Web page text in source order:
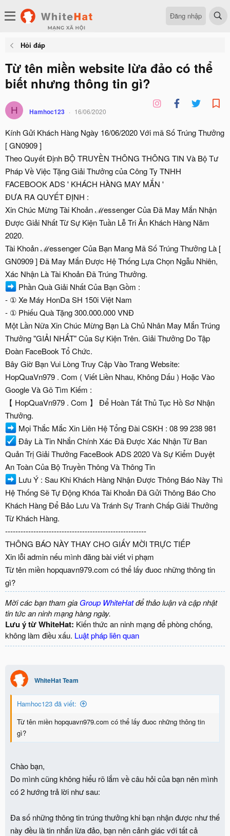
Đăng nhập
Hỏi đáp
Từ tên miền website lừa đảo có thể
biết nhưng thông tin gì?
H Hamhoc123 16/06/2020
Kính Gửi Khách Hàng Ngày 16/06/2020 Với mã Số Trúng Thưởng
[ GN0909 ]
Theo Quyết Định BỘ TRUYỀN THÔNG THÔNG TIN Và Bộ Tư
Pháp Về Việc Tặng Giải Thưởng của Công Ty TNHH
FACEBOOK ADS ' KHÁCH HÀNG MAY MẮN '
ĐƯA RA QUYẾT ĐỊNH :
Xin Chúc Mừng Tài Khoản ℳessenger Của Đã May Mắn Nhận
Được Giải Nhất Từ Sự Kiện Tuần Lễ Tri Ân Khách Hàng Năm
2020.
Tài Khoản ℳessenger Của Bạn Mang Mã Số Trúng Thưởng Là [
GN0909 ] Đã May Mắn Được Hệ Thống Lựa Chọn Ngẫu Nhiên,
Xác Nhận Là Tài Khoản Đã Trúng Thưởng.
Phần Quà Giải Nhất Của Bạn Gồm :
- ① Xe Máy HonDa SH 150i Việt Nam
- ① Phiếu Quà Tặng 300.000.000 VNĐ
Một Lần Nữa Xin Chúc Mừng Bạn Là Chủ Nhân May Mắn Trúng
Thưởng "GIẢI NHẤT" Của Sự Kiện Trên. Giải Thưởng Do Tập
Đoàn FaceBook Tổ Chức.
Bây Giờ Bạn Vui Lòng Truy Cập Vào Trang Website:
HopQuaVn979 . Com ( Viết Liền Nhau, Không Dấu ) Hoặc Vào
Google Và Gõ Tìm Kiếm :
【 HopQuaVn979 . Com 】 Để Hoàn Tất Thủ Tục Hồ Sơ Nhận
Thưởng.
Mọi Thắc Mắc Xin Liên Hệ Tổng Đài CSKH : 08 99 238 981
Đây Là Tin Nhắn Chính Xác Đã Được Xác Nhận Từ Ban
Quản Trị Giải Thưởng FaceBook ADS 2020 Và Sự Kiểm Duyệt
An Toàn Của Bộ Truyền Thông Và Thông Tin
Lưu Ý : Sau Khi Khách Hàng Nhận Được Thông Báo Này Thì
Hệ Thống Sẽ Tự Động Khóa Tài Khoản Đã Gửi Thông Báo Cho
Khách Hàng Để Bảo Lưu Và Tránh Sự Tranh Chấp Giải Thưởng
Từ Khách Hàng.
-------------------------------------------------------
THÔNG BÁO NÀY THAY CHO GIẤY MỜI TRỰC TIẾP
Xin lỗi admin nếu mình đăng bài viết vi phạm
Từ tên miền hopquavn979.com có thể lấy đuoc những thông tin
gì?
Mời các bạn tham gia Group WhiteHatđể thảo luận và cập nhật
tin tức an ninh mạng hàng ngày.
Lưu ý từ WhiteHat: Kiến thức an ninh mạng để phòng chống,
không làm điều xấu. Luật pháp liên quan
WhiteHat Team
Hamhoc123 đã viết:
Từ tên miền hopquavn979.com có thể lấy đuoc những thông tin
gì?
Chào bạn,
Do mình cũng không hiểu rõ lắm về câu hỏi của bạn nên mình
có 2 hướng trả lời như sau:
Đa số những thông tin trúng thưởng khi bạn nhận được như thế
này đều là tin nhắn lừa đảo, bạn nên cảnh giác với tất cả